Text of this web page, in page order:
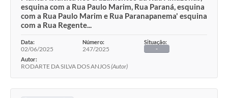
esquina com a Rua Paulo Marim, Rua Paraná, esquina
com a Rua Paulo Marim e Rua Paranapanema' esquina
com a Rua Regente...
Data:
02/06/2025
Número:
247/2025
Situação:
-
Autor:
RODARTE DA SILVA DOS ANJOS(Autor)